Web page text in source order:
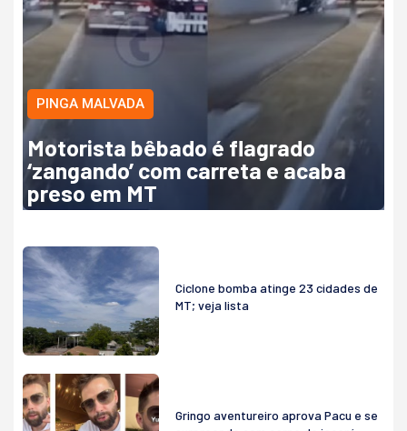
PINGA MALVADA
Motorista bêbado é flagrado
‘zangando’ com carreta e acaba
preso em MT
Ciclone bomba atinge 23 cidades de
MT; veja lista
Gringo aventureiro aprova Pacu e se